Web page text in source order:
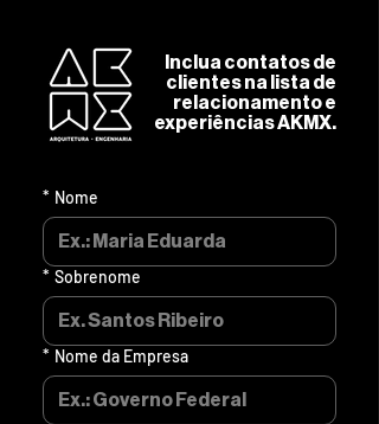
Inclua contatos de
clientes na lista de
relacionamento e
experiências AKMX.
* Nome
* Sobrenome
* Nome da Empresa